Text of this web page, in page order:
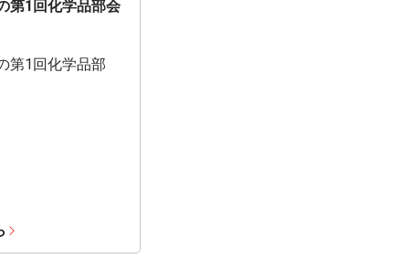
第1回化学品部会
第1回化学品部